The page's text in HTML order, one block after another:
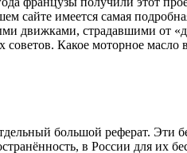
сайте имеется самая
движками, страдавшими от
Какое моторное
большой реферат.
в России для их